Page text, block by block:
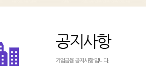
공지사항
기업금융 공지사항 입니다.